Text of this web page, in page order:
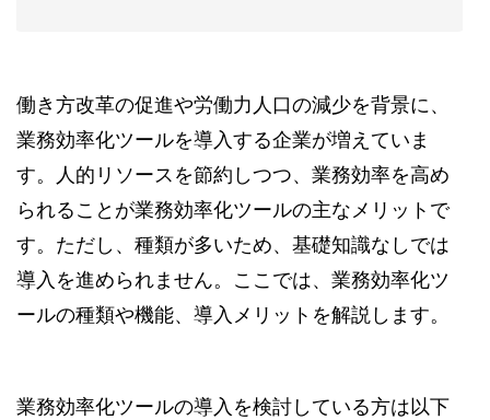
働き方改革の促進や労働力人口の減少を背景に、
業務効率化ツールを導入する企業が増えていま
す。人的リソースを節約しつつ、業務効率を高め
られることが業務効率化ツールの主なメリットで
す。ただし、種類が多いため、基礎知識なしでは
導入を進められません。ここでは、業務効率化ツ
ールの種類や機能、導入メリットを解説します。
業務効率化ツールの導入を検討している方は以下